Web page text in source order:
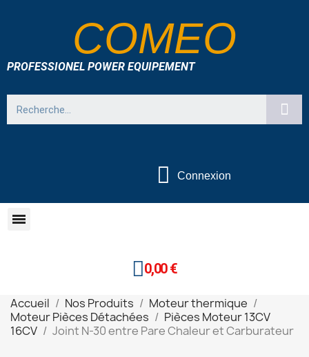
COMEO
PROFESSIONEL POWER EQUIPEMENT
Connexion
0,00 €
Accueil Nos Produits
Moteur thermique
Moteur Pièces Détachées
Pièces Moteur 13CV
16CV
Joint N-30 entre Pare Chaleur et Carburateur